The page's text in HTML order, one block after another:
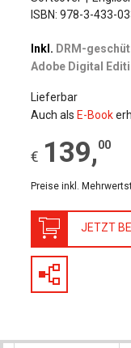
ISBN: 978-3-433-
Inkl. DRM-
Adobe Digital
Lieferbar
Auch als E-Book
€ 139,00
Preise inkl.
JETZT